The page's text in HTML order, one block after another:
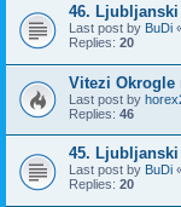
46. Ljubljanski
Last post by BuDi
Replies: 20
Vitezi Okrogle
Last post by
Replies: 46
45. Ljubljanski
Last post by BuDi
Replies: 20